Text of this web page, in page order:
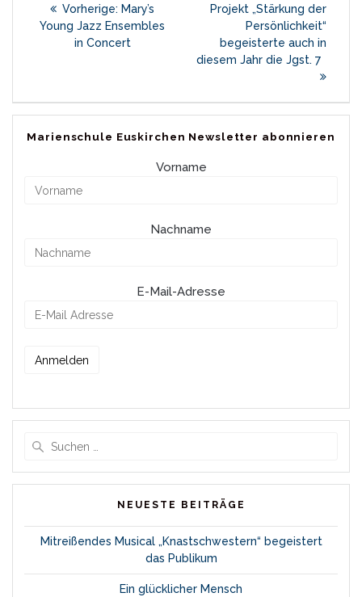
Vorherige: Vorheriger
Beitrag:
Mary’s
Young Jazz Ensembles
in Concert
Projekt „Stärkung der
Persönlichkeit“
begeisterte auch in
diesem Jahr die Jgst. 7
Marienschule Euskirchen Newsletter abonnieren
Vorname
Nachname
E-Mail-Adresse
NEUESTE BEITRÄGE
Mitreißendes Musical „Knastschwestern“ begeistert
das Publikum
Ein glücklicher Mensch